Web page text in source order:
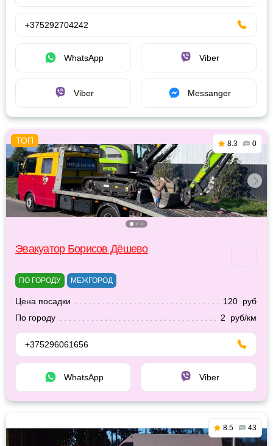
+375292704242
WhatsApp Viber
Viber Messanger
8.3 0
Эвакуатор Борисов Дёшево
ПО ГОРОДУ МЕЖГОРОД
Цена посадки
120 руб
По городу
2 руб/км
+375296061656
WhatsApp Viber
8.5 43